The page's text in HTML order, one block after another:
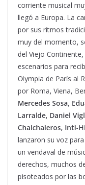
corriente musical
llegó a Europa. La
por sus ritmos
muy del momento,
del Viejo
escenarios para
Olympia de París al
por Roma, Viena,
Mercedes Sosa,
Larralde, Daniel
Chalchaleros, Inti-
lanzaron su voz
un vendaval de
derechos, muchos
pisoteados por las